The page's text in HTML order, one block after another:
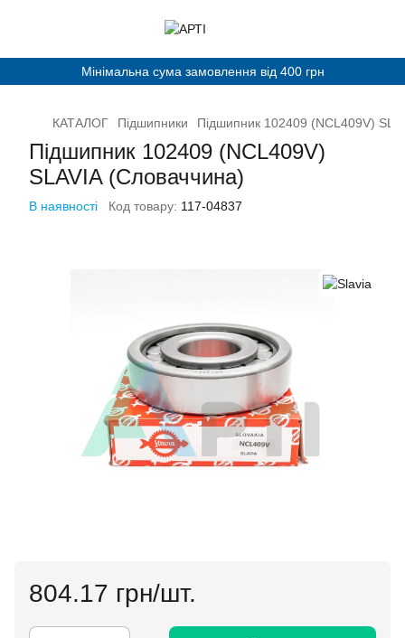
Мінімальна сума замовлення від 400 грн
КАТАЛОГ Підшипники Підшипник 102409 (NCL409V)
Підшипник 102409 (NCL409V)
SLAVIA (Словаччина)
В наявності Код товару: 117-04837
804.17 грн/шт.